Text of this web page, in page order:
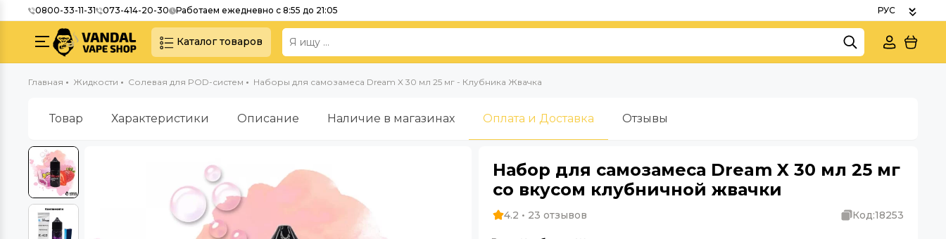
0800-33-11-31 073-414-20-30 Работаем ежедневно с 8:55 до 21:05
Каталог товаров
Главная Жидкости Солевая для POD-систем Наборы для самозамеса Dream X 30 мл 25 мг - Клубника Жвачка
Товар Характеристики Описание Наличие в магазинах Оплата и Доставка Отзывы
Набор для самозамеса Dream X 30 мл 25 мг
со вкусом клубничной жвачки
4.2 • 23 отзывов Код:18253